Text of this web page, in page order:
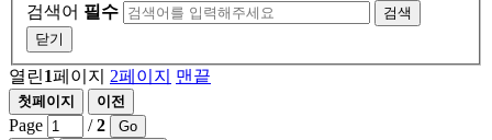
검색어 필수
검색
닫기
열린1페이지 2페이지 맨끝
첫페이지 이전
Page /2
Go